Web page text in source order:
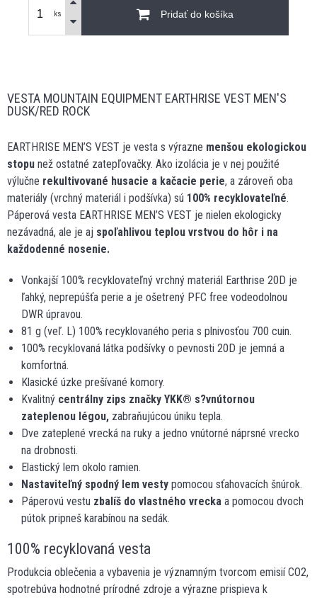
ks Pridať do košíka
VESTA MOUNTAIN EQUIPMENT EARTHRISE VEST MEN'S
DUSK/RED ROCK
EARTHRISE MEN’S VEST je vesta s výrazne menšou ekologickou
stopu než ostatné zatepľovačky. Ako izolácia je v nej použité
výlučne rekultivované husacie a kačacie perie, a zároveň oba
materiály (vrchný materiál i podšívka) sú 100% recyklovateľné.
Páperová vesta EARTHRISE MEN’S VEST je nielen ekologicky
nezávadná, ale je aj spoľahlivou teplou vrstvou do hôr i na
každodenné nosenie.
Vonkajší 100% recyklovateľný vrchný materiál Earthrise 20D je
ľahký, neprepúšťa perie a je ošetrený PFC free vodeodolnou
DWR úpravou.
81 g (veľ. L) 100% recyklovaného peria s plnivosťou 700 cuin.
100% recyklovaná látka podšívky o pevnosti 20D je jemná a
komfortná.
Klasické úzke prešívané komory.
Kvalitný centrálny zips značky YKK® s?vnútornou
zateplenou légou, zabraňujúcou úniku tepla.
Dve zateplené vrecká na ruky a jedno vnútorné náprsné vrecko
na drobnosti.
Elastický lem okolo ramien.
Nastaviteľný spodný lem vesty pomocou sťahovacích šnúrok.
Páperovú vestu zbalíš do vlastného vrecka a pomocou dvoch
pútok pripneš karabínou na sedák.
100% recyklovaná vesta
Produkcia oblečenia a vybavenia je významným tvorcom emisií CO2,
spotrebúva hodnotné prírodné zdroje a výrazne prispieva k